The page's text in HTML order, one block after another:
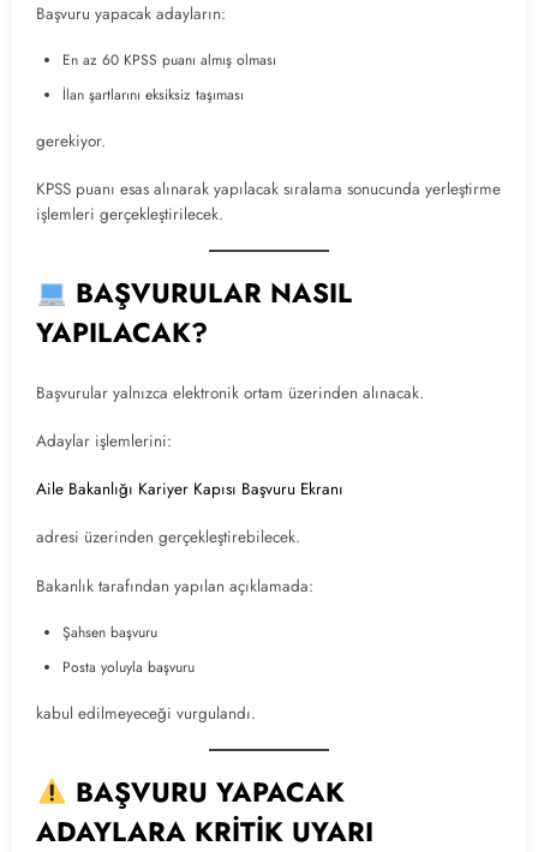
Başvuru yapacak adayların:
En az 60 KPSS puanı almış olması
İlan şartlarını eksiksiz taşıması
gerekiyor.
KPSS puanı esas alınarak yapılacak sıralama sonucunda yerleştirme
işlemleri gerçekleştirilecek.
BAŞVURULAR NASIL
YAPILACAK?
Başvurular yalnızca elektronik ortam üzerinden alınacak.
Adaylar işlemlerini:
Aile Bakanlığı Kariyer Kapısı Başvuru Ekranı
adresi üzerinden gerçekleştirebilecek.
Bakanlık tarafından yapılan açıklamada:
Şahsen başvuru
Posta yoluyla başvuru
kabul edilmeyeceği vurgulandı.
BAŞVURU YAPACAK
ADAYLARA KRİTİK UYARI